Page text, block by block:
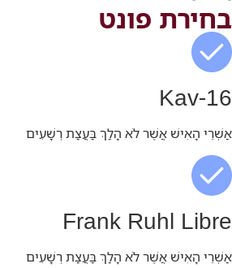
בחירת פונט
Kav-16
אַשְׁרֵי הָאִישׁ אֲשֶׁר לֹא הָלַךְ בַּעֲצַת רְשָׁעִים
Frank Ruhl Libre
אַשְׁרֵי הָאִישׁ אֲשֶׁר לֹא הָלַךְ בַּעֲצַת רְשָׁעִים